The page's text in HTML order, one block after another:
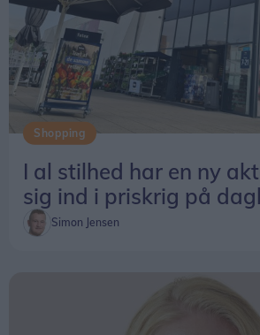
Shopping
I al stilhed har en ny
sig ind i priskrig på
Simon Jensen